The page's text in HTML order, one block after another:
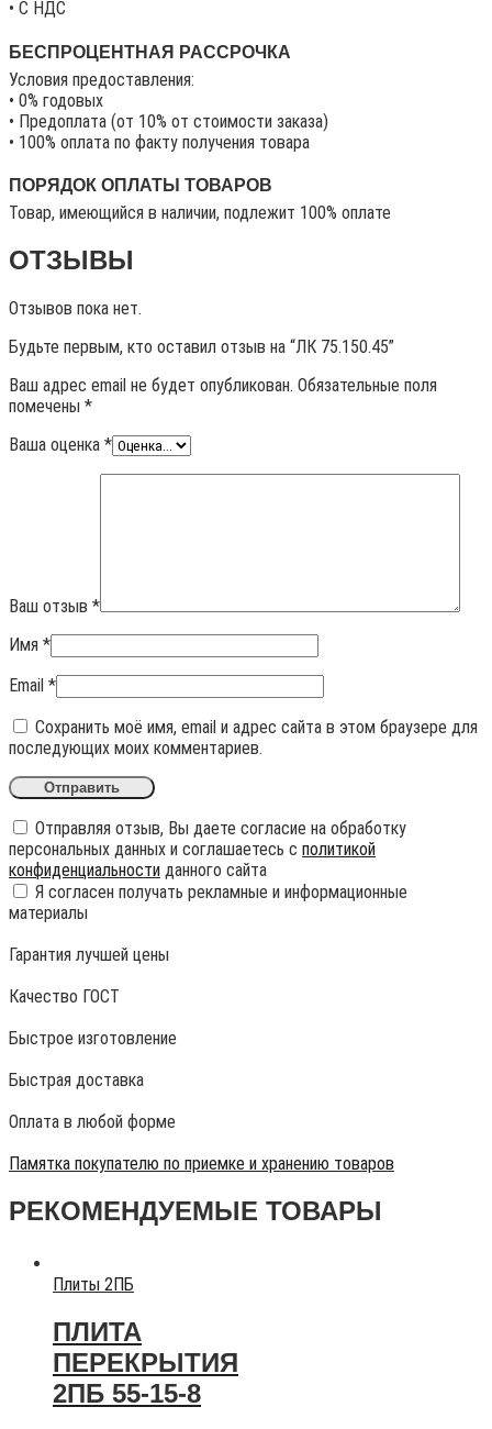
• C НДС
БЕСПРОЦЕНТНАЯ РАССРОЧКА
Условия предоставления:
• 0% годовых
• Предоплата (от 10% от стоимости заказа)
• 100% оплата по факту получения товара
ПОРЯДОК ОПЛАТЫ ТОВАРОВ
Товар, имеющийся в наличии, подлежит 100% оплате
ОТЗЫВЫ
Отзывов пока нет.
Будьте первым, кто оставил отзыв на “ЛК 75.150.45”
Ваш адрес email не будет опубликован. Обязательные поля
помечены *
Ваша оценка *
Ваш отзыв *
Имя *
Email *
Сохранить моё имя, email и адрес сайта в этом браузере для
последующих моих комментариев.
Отправляя отзыв, Вы даете согласие на обработку
персональных данных и соглашаетесь с политикой
конфиденциальности данного сайта
Я согласен получать рекламные и информационные
материалы
Гарантия лучшей цены
Качество ГОСТ
Быстрое изготовление
Быстрая доставка
Оплата в любой форме
Памятка покупателю по приемке и хранению товаров
РЕКОМЕНДУЕМЫЕ ТОВАРЫ
Плиты 2ПБ
ПЛИТА
ПЕРЕКРЫТИЯ
2ПБ 55-15-8